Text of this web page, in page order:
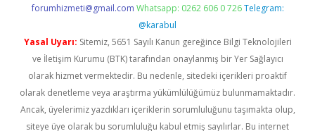
forumhizmeti@gmail.com Whatsapp: 0262 606 0 726 Telegram:
@karabul
Yasal Uyarı: Sitemiz, 5651 Sayılı Kanun gereğince Bilgi Teknolojileri
ve İletişim Kurumu (BTK) tarafından onaylanmış bir Yer Sağlayıcı
olarak hizmet vermektedir. Bu nedenle, sitedeki içerikleri proaktif
olarak denetleme veya araştırma yükümlülüğümüz bulunmamaktadır.
Ancak, üyelerimiz yazdıkları içeriklerin sorumluluğunu taşımakta olup,
siteye üye olarak bu sorumluluğu kabul etmiş sayılırlar. Bu internet